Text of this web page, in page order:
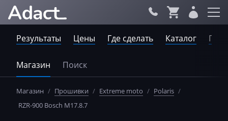
Результаты Цены Где сделать Каталог
Магазин Поиск
Магазин / Прошивки / Extreme moto / Polaris /
RZR-900 Bosch M17.8.7